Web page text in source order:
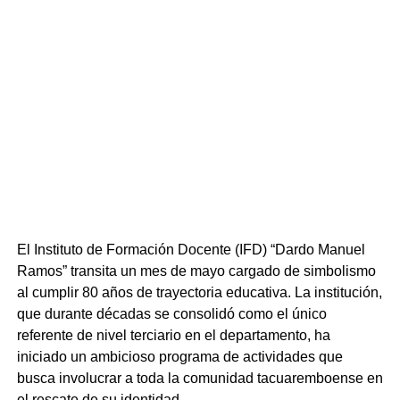
El Instituto de Formación Docente (IFD) “Dardo Manuel
Ramos” transita un mes de mayo cargado de simbolismo
al cumplir 80 años de trayectoria educativa. La institución,
que durante décadas se consolidó como el único
referente de nivel terciario en el departamento, ha
iniciado un ambicioso programa de actividades que
busca involucrar a toda la comunidad tacuaremboense en